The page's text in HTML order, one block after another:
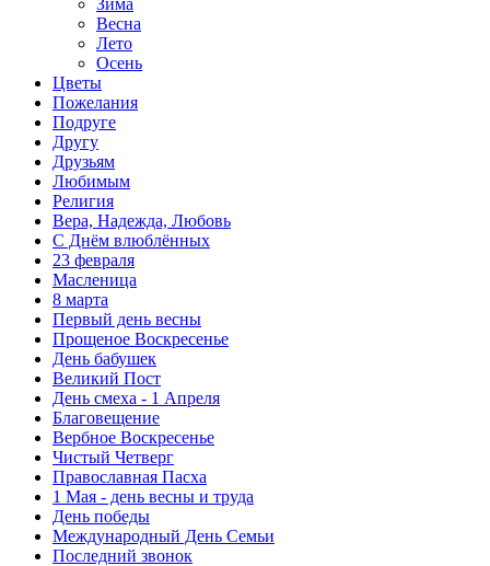
Весна
Лето
Осень
Цветы
Пожелания
Подруге
Другу
Друзьям
Любимым
Религия
Вера, Надежда, Любовь
С Днём влюблённых
23 февраля
Масленица
8 марта
Первый день весны
Прощеное Воскресенье
День бабушек
Великий Пост
День смеха - 1 Апреля
Благовещение
Вербное Воскресенье
Чистый Четверг
Православная Пасха
1 Мая - день весны и труда
День победы
Международный День Семьи
Последний звонок